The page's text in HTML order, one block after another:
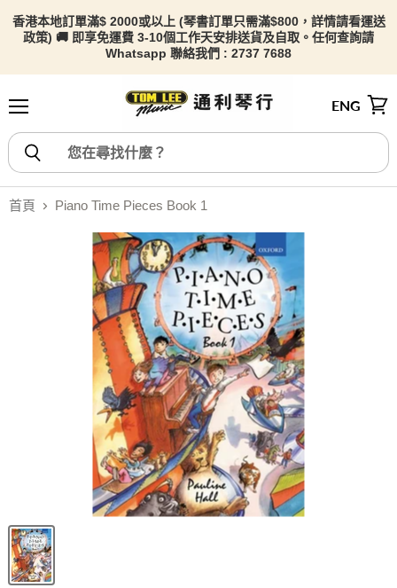
香港本地訂單滿$ 2000或以上 (琴書訂單只需滿$800，詳情請看運送
政策) 🚚 即享免運費 3-10個工作天安排送貨及自取。任何查詢請
Whatsapp 聯絡我們 : 2737 7688
ENG
首頁 Piano Time Pieces Book 1